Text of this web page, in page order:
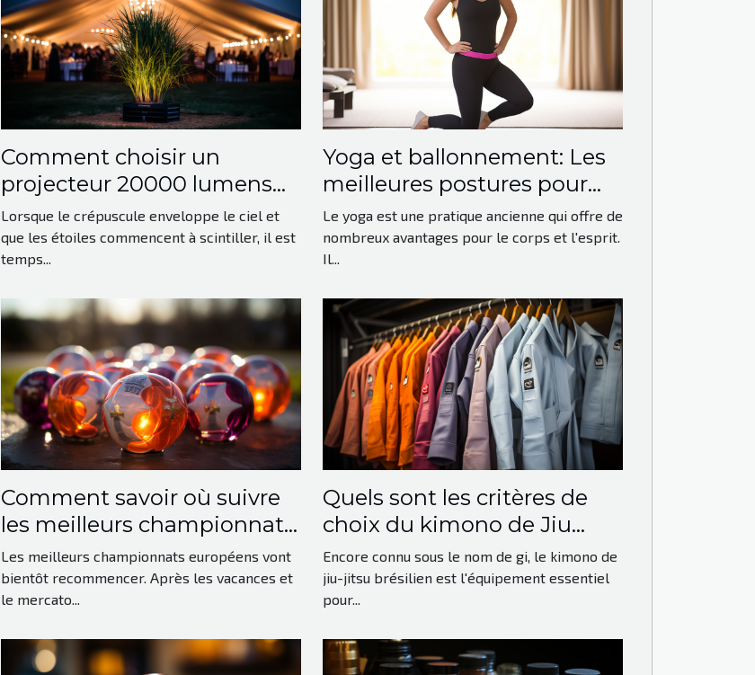
Comment choisir un
projecteur 20000 lumens
pour vos événements en
plein air
Lorsque le crépuscule enveloppe le ciel et
que les étoiles commencent à scintiller, il est
temps...
Yoga et ballonnement: Les
meilleures postures pour
soulager le ventre gonflé
Le yoga est une pratique ancienne qui offre de
nombreux avantages pour le corps et l'esprit.
Il...
Comment savoir où suivre
les meilleurs championnats
européens ?
Les meilleurs championnats européens vont
bientôt recommencer. Après les vacances et
le mercato...
Quels sont les critères de
choix du kimono de Jiu
Jitsu Brésilien ?
Encore connu sous le nom de gi, le kimono de
jiu-jitsu brésilien est l'équipement essentiel
pour...